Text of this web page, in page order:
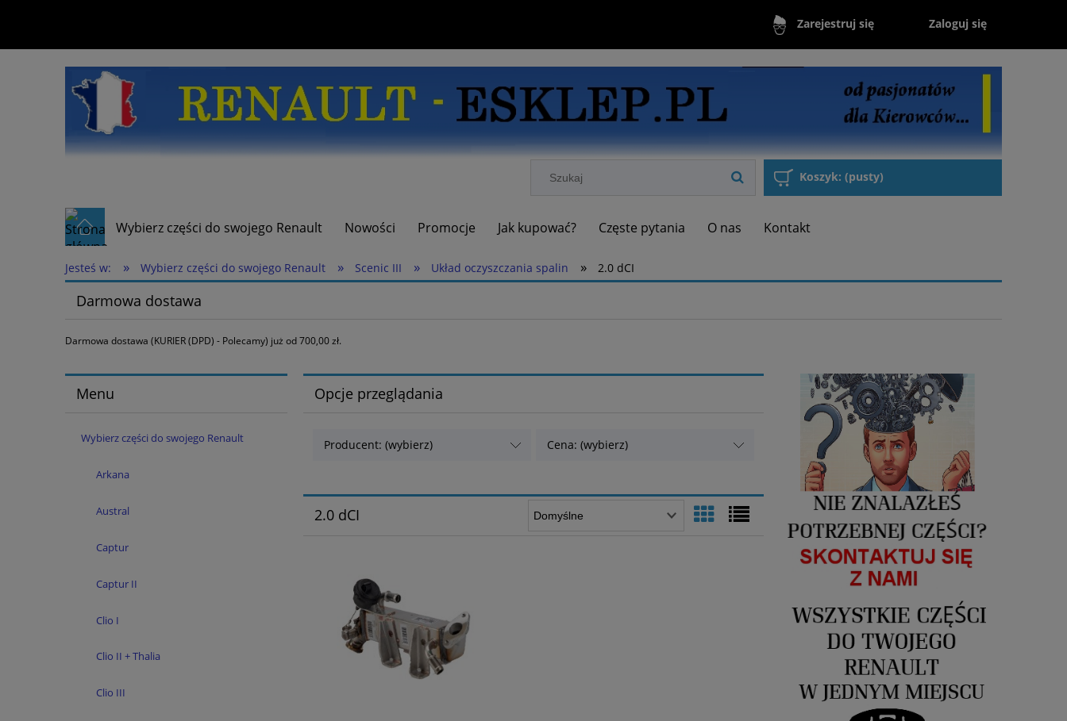
Zarejestruj się Zaloguj się
Koszyk: (pusty)
Wybierz części do swojego Renault Nowości Promocje Jak kupować? Częste pytania O nas Kontakt
Jesteś w: » Wybierz części do swojego Renault » Scenic III » Układ oczyszczania spalin » 2.0 dCI
Darmowa dostawa
Darmowa dostawa (KURIER (DPD) - Polecamy) już od 700,00 zł.
Menu
Wybierz części do swojego Renault
Arkana
Austral
Captur
Captur II
Clio I
Clio II + Thalia
Clio III
Opcje przeglądania
Producent: (wybierz) Cena: (wybierz)
2.0 dCI